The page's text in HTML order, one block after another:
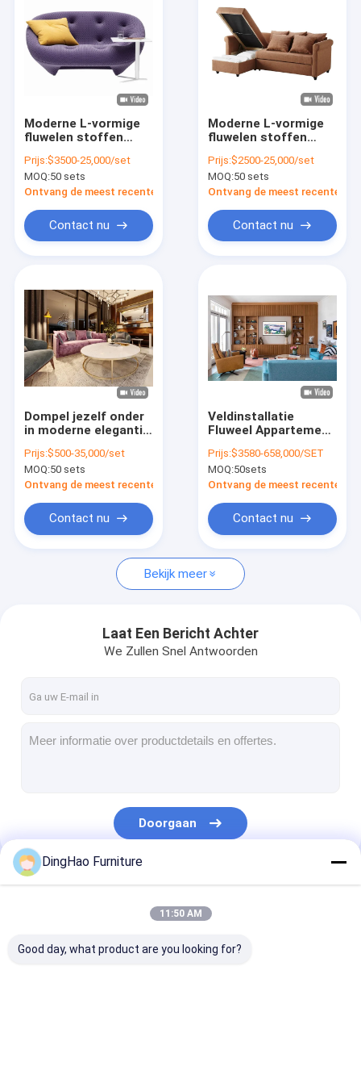
Producten
Video's
VR-show
Kwaliteitscontrole
Neem contact met ons op
Meubelen voor commerciële clubs
Eetkamer meubels
Moderne L-vormige
fluwelen stoffen
bank modulaire
hoekbank voor
woonkamer
Prijs:$3500-25,000/set
MOQ:50 sets
Ontvang de meest recente Prijs
Contact nu
Moderne L-vormige
fluwelen stoffen
bank modulaire
hoekbank voor
woonkamer
Prijs:$2500-25,000/set
MOQ:50 sets
Ontvang de meest recente
Contact nu
Dompel jezelf onder
in moderne elegantie
fluwelen stoffen
gepoleerde lange
bank modulaire
ontworpen om uw
woonkamer te
transformeren in een
paradijs van luxe
Prijs:$500-35,000/set
MOQ:50 sets
Ontvang de meest recente Prijs
Contact nu
Veldinstallatie
Fluweel Appartement
Ruimtebesparende
Meubels Voor Kleine
Appartementen
Prijs:$3580-658,000/SET
MOQ:50sets
Ontvang de meest recente
Contact nu
Bekijk meer
Laat Een Bericht Achter
We Zullen Snel Antwoorden
Doorgaan
Onze Categorieën
DingHao Furniture
11:50 AM
Good day, what product are you looking for?